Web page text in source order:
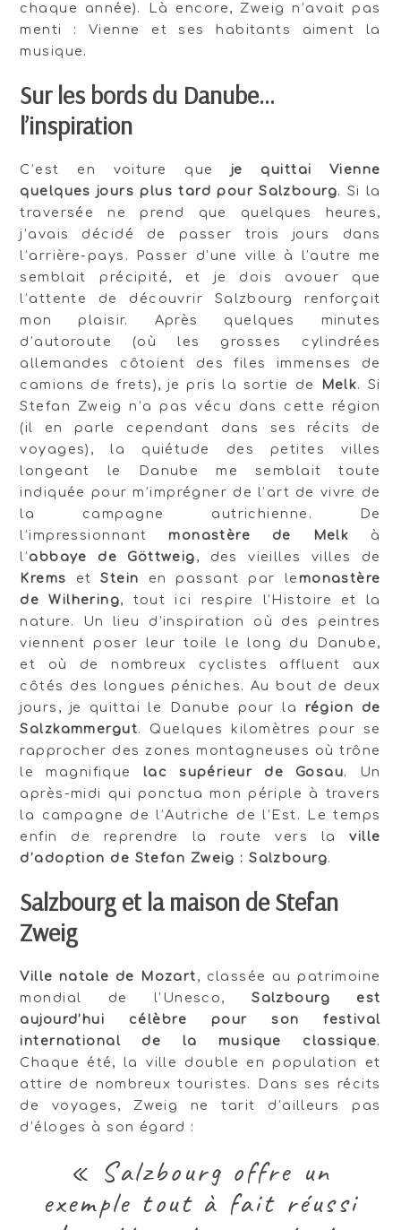
chaque année). Là encore, Zweig n’avait pas
menti : Vienne et ses habitants aiment la
musique.
Sur les bords du Danube…
l’inspiration
C’est en voiture que je quittai Vienne
quelques jours plus tard pour Salzbourg. Si la
traversée ne prend que quelques heures,
j’avais décidé de passer trois jours dans
l’arrière-pays. Passer d’une ville à l’autre me
semblait précipité, et je dois avouer que
l’attente de découvrir Salzbourg renforçait
mon plaisir. Après quelques minutes
d’autoroute (où les grosses cylindrées
allemandes côtoient des files immenses de
camions de frets), je pris la sortie de
Melk. Si
Stefan Zweig n’a pas vécu dans cette région
(il en parle cependant dans ses récits de
voyages), la quiétude des petites villes
longeant le Danube me semblait toute
indiquée pour m’imprégner de l’art de vivre de
la campagne autrichienne. De
l’impressionnantmonastère de Melk à
l’abbaye de Göttweig, des vieilles villes de
Krems etStein en passant par lemonastère
de Wilhering, tout ici respire l’Histoire et la
nature. Un lieu d’inspiration où des peintres
viennent poser leur toile le long du Danube,
et où de nombreux cyclistes affluent aux
côtés des longues péniches. Au bout de deux
jours, je quittai le Danube pour la région de
Salzkammergut. Quelques kilomètres pour se
rapprocher des zones montagneuses où trône
le magnifique lac supérieur de Gosau. Un
après-midi qui ponctua mon périple à travers
la campagne de l’Autriche de l’Est. Le temps
enfin de reprendre la route vers laville
d’adoption de Stefan Zweig : Salzbourg.
Salzbourg et la maison de Stefan
Zweig
Ville natale de Mozart, classée au patrimoine
mondial de l’Unesco,Salzbourg est
aujourd’hui célèbre pour son festival
international de la musique classique.
Chaque été, la ville double en population et
attire de nombreux touristes. Dans ses récits
de voyages, Zweig ne tarit d’ailleurs pas
d’éloges à son égard :
« Salzbourg offre un
exemple tout à fait réussi